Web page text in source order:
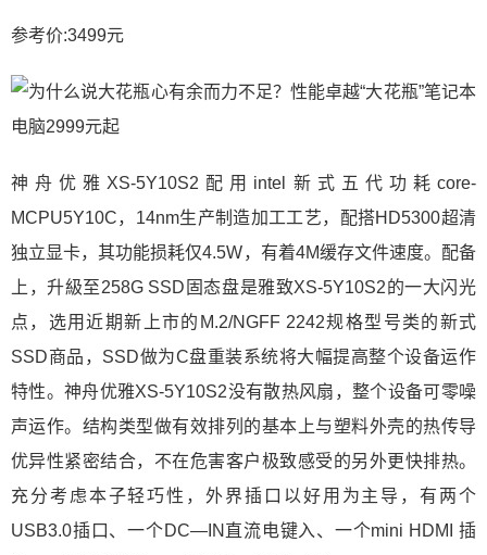
参考价:3499元
神舟优雅XS-5Y10S2配用intel新式五代功耗core-
MCPU5Y10C，14nm生产制造加工工艺，配搭HD5300超清
独立显卡，其功能损耗仅4.5W，有着4M缓存文件速度。配备
上，升級至258G SSD固态盘是雅致XS-5Y10S2的一大闪光
点，选用近期新上市的M.2/NGFF 2242规格型号类的新式
SSD商品，SSD做为C盘重装系统将大幅提高整个设备运作
特性。神舟优雅XS-5Y10S2没有散热风扇，整个设备可零噪
声运作。结构类型做有效排列的基本上与塑料外壳的热传导
优异性紧密结合，不在危害客户极致感受的另外更快排热。
充分考虑本子轻巧性，外界插口以好用为主导，有两个
USB3.0插口、一个DC—IN直流电键入、一个mini HDMI 插